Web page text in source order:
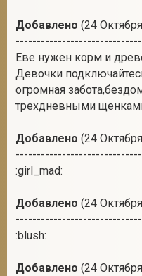
Добавлено (24
Еве нужен корм и
Девочки
огромная
трехдневными
Добавлено (24
:girl_mad:
Добавлено (24
:blush:
Добавлено (24